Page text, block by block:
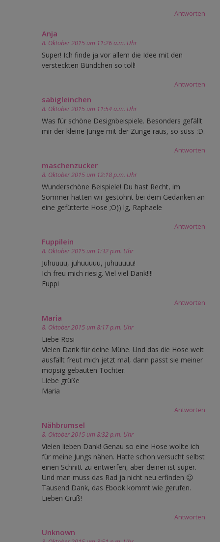
Antworten
Anja
8. Oktober 2015 um 11:26 a.m. Uhr
Super! Ich finde ja vor allem die Idee mit den
versteckten Bündchen so toll!
Antworten
sabigleinchen
8. Oktober 2015 um 11:54 a.m. Uhr
Was für schöne Designbeispiele. Besonders gefällt
mir der kleine Junge mit der Zunge raus, so süss :D.
Antworten
maschenzucker
8. Oktober 2015 um 12:18 p.m. Uhr
Wunderschöne Beispiele! Du hast Recht, im
Sommer hätten wir gestöhnt bei dem Gedanken an
eine gefütterte Hose ;O)) lg, Raphaele
Antworten
Fuppilein
8. Oktober 2015 um 1:32 p.m. Uhr
Juhuuuu, juhuuuuu, juhuuuuu!
Ich freu mich riesig. Viel viel Dank!!!!
Fuppi
Antworten
Maria
8. Oktober 2015 um 8:17 p.m. Uhr
Liebe Rosi
Vielen Dank für deine Mühe. Und das die Hose weit
ausfällt freut mich jetzt mal, dann passt sie meiner
mopsig gebauten Tochter.
Liebe grüße
Maria
Antworten
Nähbrumsel
8. Oktober 2015 um 8:32 p.m. Uhr
Vielen lieben Dank! Genau so eine Hose wollte ich
für meine Jungs nähen. Hatte schon versucht selbst
einen Schnitt zu entwerfen, aber deiner ist super.
Und man muss das Rad ja nicht neu erfinden 😉
Tausend Dank, das Ebook kommt wie gerufen.
Lieben Gruß!
Antworten
Unknown